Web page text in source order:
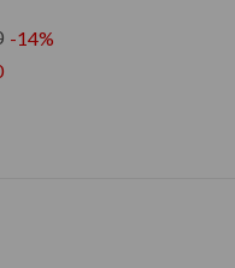
-14%